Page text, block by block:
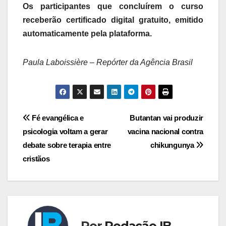
Os participantes que concluírem o curso
receberão certificado digital gratuito, emitido
automaticamente pela plataforma.
Paula Laboissière – Repórter da Agência Brasil
Navegação
de
Post
Butantan vai produzir
vacina nacional contra
chikungunya
Fé evangélica e
psicologia voltam a gerar
debate sobre terapia entre
cristãos